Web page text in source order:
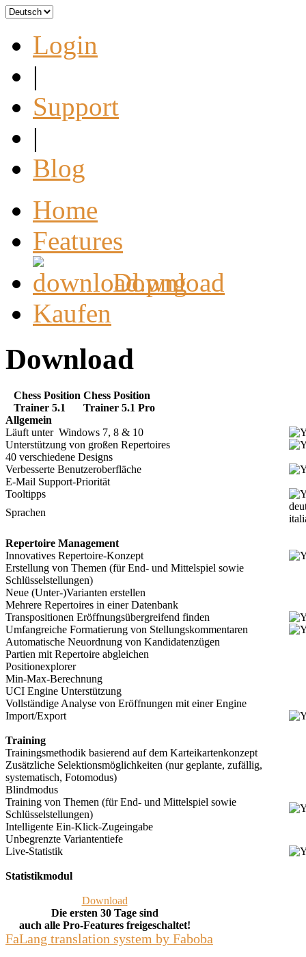
Login
|
Support
|
Blog
Home
Features
Download
Kaufen
Download
Chess Position
Trainer 5.1
Chess Position
Trainer 5.1 Pro
Allgemein
Läuft unter Windows 7, 8 & 10
Unterstützung von großen Repertoires
40 verschiedene Designs
Verbesserte Benutzeroberfläche
E-Mail Support-Priorität
Tooltipps
Sprachen
Repertoire Management
Innovatives Repertoire-Konzept
Erstellung von Themen (für End- und Mittelspiel sowie
Schlüsselstellungen)
Neue (Unter-)Varianten erstellen
Mehrere Repertoires in einer Datenbank
Transpositionen Eröffnungsübergreifend finden
Umfangreiche Formatierung von Stellungskommentaren
Automatische Neuordnung von Kandidatenzügen
Partien mit Repertoire abgleichen
Positionexplorer
Min-Max-Berechnung
UCI Engine Unterstützung
Vollständige Analyse von Eröffnungen mit einer Engine
Import/Export
Training
Trainingsmethodik basierend auf dem Karteikartenkonzept
Zusätzliche Selektionsmöglichkeiten (nur geplante, zufällig,
systematisch, Fotomodus)
Blindmodus
Training von Themen (für End- und Mittelspiel sowie
Schlüsselstellungen)
Intelligente Ein-Klick-Zugeingabe
Unbegrenzte Variantentiefe
Live-Statistik
Statistikmodul
Download
Die ersten 30 Tage sind
auch alle Pro-Features freigeschaltet!
FaLang translation system by Faboba